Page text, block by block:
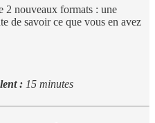
2 nouveaux formats : une
de savoir ce que vous en avez
: 15 minutes